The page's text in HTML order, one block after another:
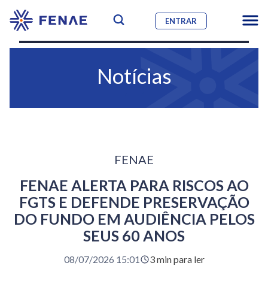
ENTRAR
Notícias
FENAE
FENAE ALERTA PARA RISCOS AO
FGTS E DEFENDE PRESERVAÇÃO
DO FUNDO EM AUDIÊNCIA PELOS
SEUS 60 ANOS
08/07/2026 15:01 3 min para ler